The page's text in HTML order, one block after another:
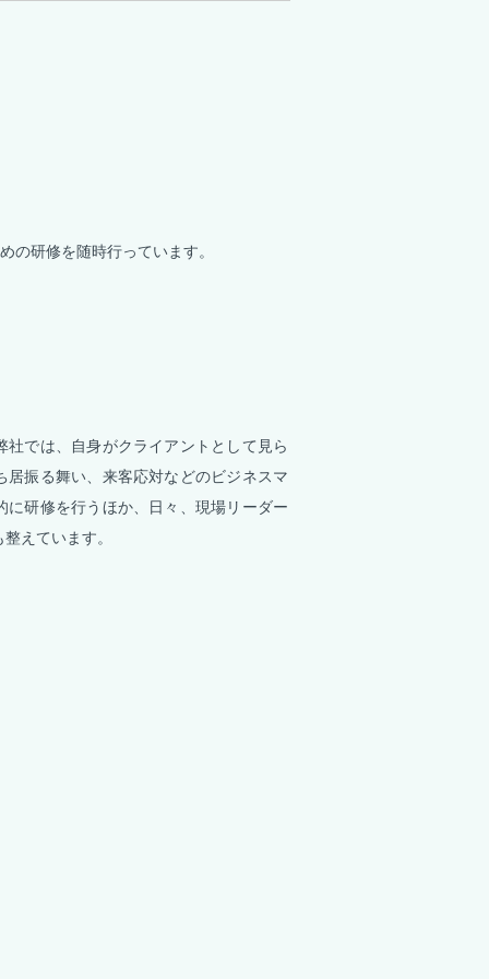
の研修を随時行っています。
社では、自身がクライアントとして見ら
居振る舞い、来客応対などのビジネスマ
に研修を行うほか、日々、現場リーダー
えています。